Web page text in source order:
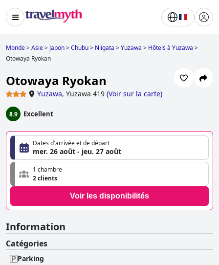
Monde>Asie> Japon>Chubu> Niigata >Yuzawa > Hôtels à Yuzawa >
Otowaya Ryokan
Otowaya Ryokan
Yuzawa, Yuzawa 419 (Voir sur la carte)
8.9 Excellent
Dates d'arrivée et de départ
mer. 26 août - jeu. 27 août
1 chambre
2 clients
Voir les disponibilités
Information
Catégories
Parking